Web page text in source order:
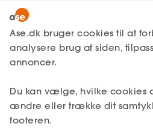
MitAse
Ase Selvstændig
Dokumenter.dk
Lønmodtager
Selvstændig
Etableret
Produkter
Selvstændig Få svar
Pligter som
Ase.dk bruger cookies til at
analysere brug af siden,
annoncer.
Du kan vælge, hvilke cookies
ændre eller trække dit
footeren.